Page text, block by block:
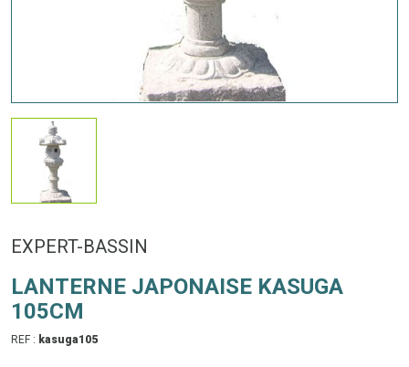
EXPERT-BASSIN
LANTERNE JAPONAISE KASUGA
105CM
REF : kasuga105